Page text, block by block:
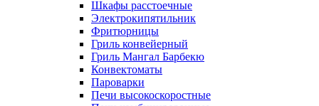
Шкафы расстоечные
Электрокипятильник
Фритюрницы
Гриль конвейерный
Гриль Мангал Барбекю
Конвектоматы
Пароварки
Печи высокоскоростные